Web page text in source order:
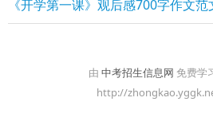
《开学第一课》观后感700字作文范
由 中考招生信息网 免费学
http://